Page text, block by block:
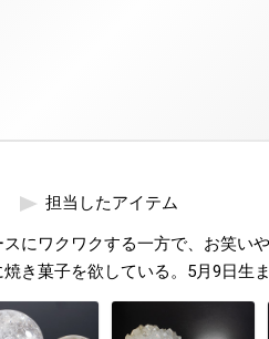
担当したアイテム
にワクワクする一方で、お笑い
焼き菓子を欲している。5月9日生